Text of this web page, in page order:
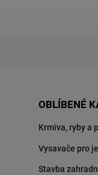
OBLÍBENÉ
Krmiva, ryby a
Vysavače pro
Stavba